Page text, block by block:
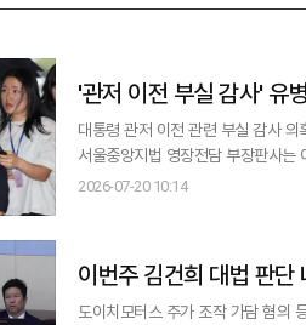
'관저 이전 부실 감사' 유
대통령 관저 이전 관련 부실 감사 의
서울중앙지법 영장전담 부장판사는
행 중이다. 유 위원에 대한 영장심사 결과는 이날 늦은 저
2026-07-20 10:14
이번주 김건희 대법 판단
도이치모터스 주가 조작 가담 혐의